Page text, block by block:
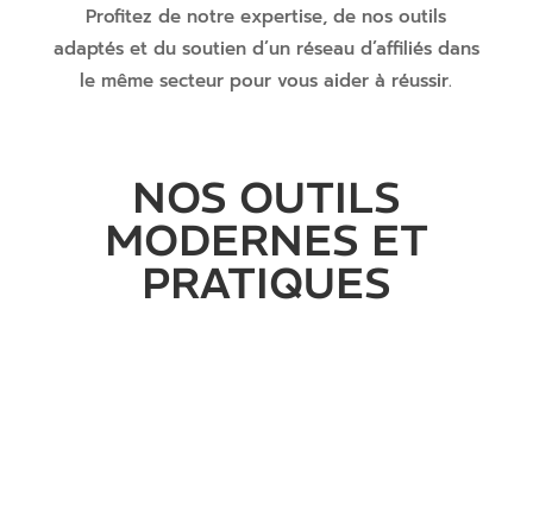
Profitez de notre expertise, de nos outils
adaptés et du soutien d’un réseau d’affiliés dans
le même secteur pour vous aider à réussir.
NOS OUTILS
MODERNES ET
PRATIQUES